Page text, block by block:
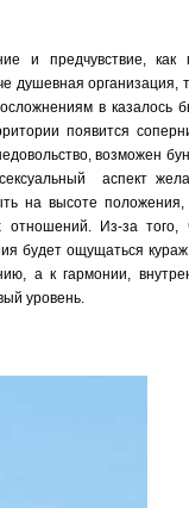
и предчувствие,
душевная организация,
в казалось
появится
возможен
аспект
на высоте
отношений. Из-за
будет ощущаться
а к гармонии,
уровень.